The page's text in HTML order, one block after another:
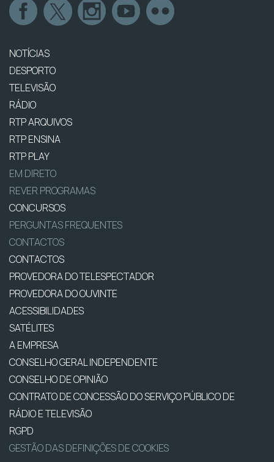
NOTÍCIAS
DESPORTO
TELEVISÃO
RÁDIO
RTP ARQUIVOS
RTP ENSINA
RTP PLAY
EM DIRETO
REVER PROGRAMAS
CONCURSOS
PERGUNTAS FREQUENTES
CONTACTOS
CONTACTOS
PROVEDORA DO TELESPECTADOR
PROVEDORA DO OUVINTE
ACESSIBILIDADES
SATÉLITES
A EMPRESA
CONSELHO GERAL INDEPENDENTE
CONSELHO DE OPINIÃO
CONTRATO DE CONCESSÃO DO SERVIÇO PÚBLICO DE
RÁDIO E TELEVISÃO
RGPD
GESTÃO DAS DEFINIÇÕES DE COOKIES